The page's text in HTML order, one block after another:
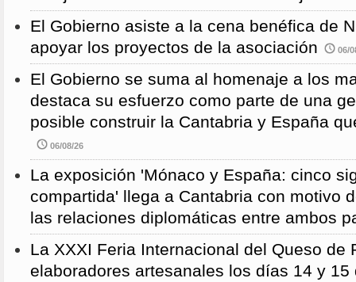
El Gobierno asiste a la cena benéfica de
apoyar los proyectos de la asociación
06/
El Gobierno se suma al homenaje a los
destaca su esfuerzo como parte de una
posible construir la Cantabria y España
06/08/26
La exposición 'Mónaco y España: cinco
compartida' llega a Cantabria con motivo
las relaciones diplomáticas entre ambos
La XXXI Feria Internacional del Queso de
elaboradores artesanales los días 14 y 15